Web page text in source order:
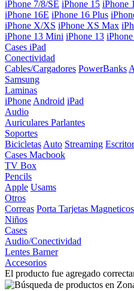
iPhone 7/8/SE iPhone 15 iPhone
iPhone 16E iPhone 16 Plus
iPhone X/XS iPhone XS Max
iPhone 13 Mini iPhone 13
Cases iPad
Conectividad
Cables/Cargadores PowerBanks
Samsung
Laminas
iPhone Android iPad
Audio
Auriculares Parlantes
Soportes
Bicicletas Auto Streaming
Cases Macbook
TV Box
Pencils
Apple Usams
Otros
Correas Porta Tarjetas Magneticos
Niños
Cases
Audio/Conectividad
Lentes Barner
Accesorios
El producto fue agregado